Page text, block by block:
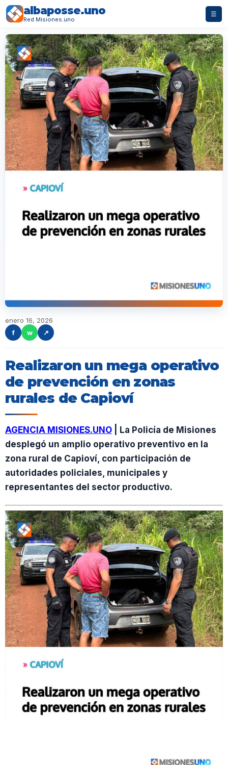
albaposse.uno
Red Misiones.uno
☰
enero 16, 2026
f
w ↗
Realizaron un mega operativo
de prevención en zonas
rurales de Capioví
AGENCIA MISIONES.UNO | La Policía de Misiones
desplegó un amplio operativo preventivo en la
zona rural de Capioví, con participación de
autoridades policiales, municipales y
representantes del sector productivo.